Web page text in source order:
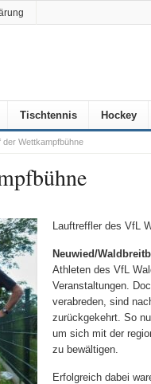
Tischtennis Hockey
der Wettkampfbühne
Lauftreffler des VfL
Neuwied/
Athleten des VfL
Veranstaltungen.
verabreden, sind
zurückgekehrt. So
um sich mit der
zu bewältigen.
Erfolgreich dabei